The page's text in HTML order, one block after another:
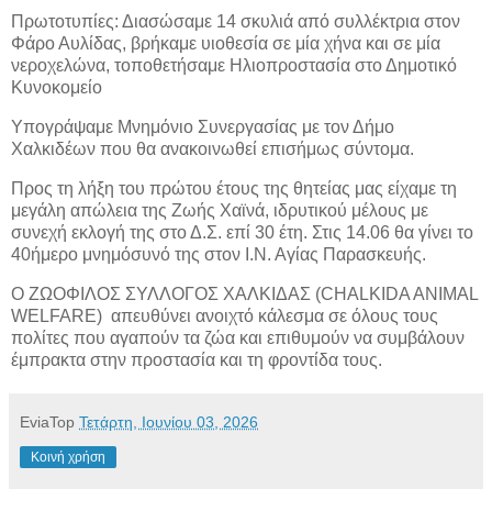
Πρωτοτυπίες: Διασώσαμε 14 σκυλιά από συλλέκτρια στον
Φάρο Αυλίδας, βρήκαμε υιοθεσία σε μία χήνα και σε μία
νεροχελώνα, τοποθετήσαμε Ηλιοπροστασία στο Δημοτικό
Κυνοκομείο
Υπογράψαμε Μνημόνιο Συνεργασίας με τον Δήμο
Χαλκιδέων που θα ανακοινωθεί επισήμως σύντομα.
Προς τη λήξη του πρώτου έτους της θητείας μας είχαμε τη
μεγάλη απώλεια της Ζωής Χαϊνά, ιδρυτικού μέλους με
συνεχή εκλογή της στο Δ.Σ. επί 30 έτη. Στις 14.06 θα γίνει το
40ήμερο μνημόσυνό της στον Ι.Ν. Αγίας Παρασκευής.
Ο ΖΩΟΦΙΛΟΣ ΣΥΛΛΟΓΟΣ ΧΑΛΚΙΔΑΣ (CHALKIDA ANIMAL
WELFARE) απευθύνει ανοιχτό κάλεσμα σε όλους τους
πολίτες που αγαπούν τα ζώα και επιθυμούν να συμβάλουν
έμπρακτα στην προστασία και τη φροντίδα τους.
EviaTop Τετάρτη, Ιουνίου 03, 2026
Κοινή χρήση